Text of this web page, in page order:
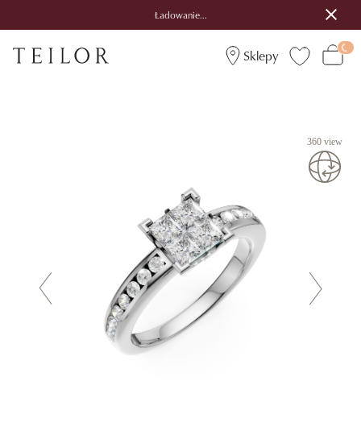
Ładowanie...
Sklepy
360 view